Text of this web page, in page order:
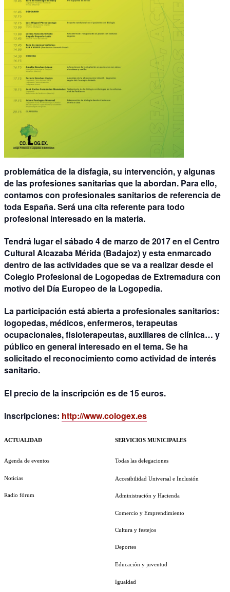
problemática de la disfagia, su intervención, y algunas
de las profesiones sanitarias que la abordan. Para ello,
contamos con profesionales sanitarios de referencia de
toda España. Será una cita referente para todo
profesional interesado en la materia.
Tendrá lugar el sábado 4 de marzo de 2017 en el Centro
Cultural Alcazaba Mérida (Badajoz) y esta enmarcado
dentro de las actividades que se va a realizar desde el
Colegio Profesional de Logopedas de Extremadura con
motivo del Día Europeo de la Logopedia.
La participación está abierta a profesionales sanitarios:
logopedas, médicos, enfermeros, terapeutas
ocupacionales, fisioterapeutas, auxiliares de clínica… y
público en general interesado en el tema. Se ha
solicitado el reconocimiento como actividad de interés
sanitario.
El precio de la inscripción es de 15 euros.
Inscripciones: http://www.cologex.es
ACTUALIDAD
Agenda de eventos
Noticias
Radio fórum
SERVICIOS MUNICIPALES
Todas las delegaciones
Accesibilidad Universal e Inclusión
Administración y Hacienda
Comercio y Emprendimiento
Cultura y festejos
Deportes
Educación y juventud
Igualdad